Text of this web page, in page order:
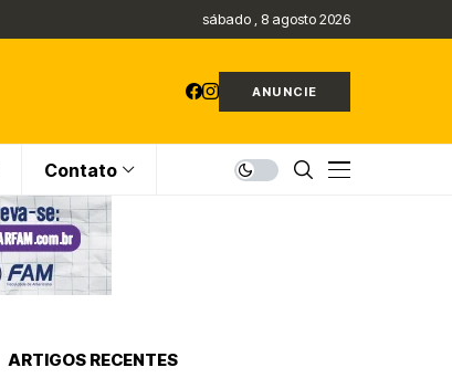
sábado , 8 agosto 2026
ANUNCIE
Contato
ARTIGOS RECENTES